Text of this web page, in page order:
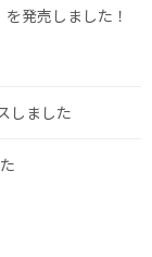
発売しました！
しました